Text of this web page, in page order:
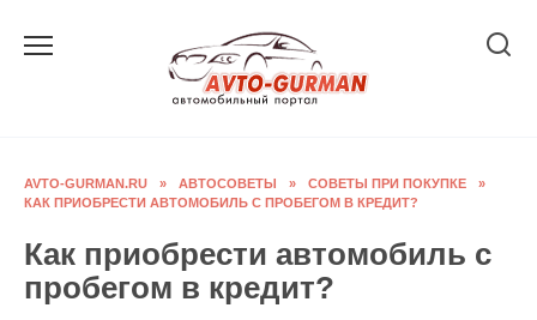
AVTO-GURMAN.RU » АВТОСОВЕТЫ » СОВЕТЫ ПРИ ПОКУПКЕ
»
КАК ПРИОБРЕСТИ АВТОМОБИЛЬ С ПРОБЕГОМ В КРЕДИТ?
Как приобрести автомобиль с
пробегом в кредит?